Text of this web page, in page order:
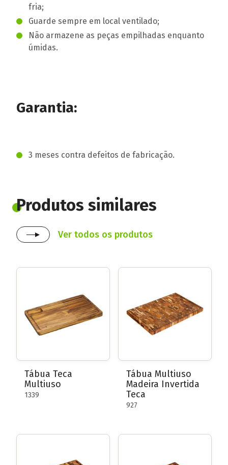
fria;
Guarde sempre em local ventilado;
Não armazene as peças empilhadas enquanto
úmidas.
Garantia:
3 meses contra defeitos de fabricação.
Produtos similares
Ver todos os produtos
Tábua Teca
Multiuso
1339
Tábua Multiuso
Madeira Invertida
Teca
927